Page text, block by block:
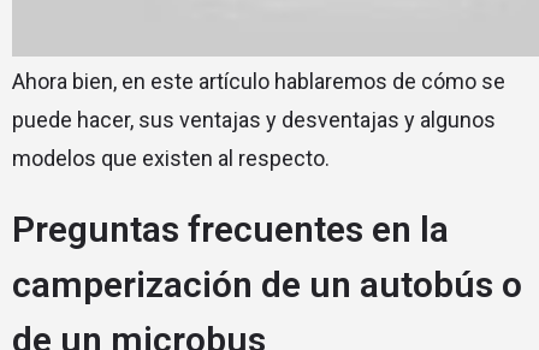
Ahora bien, en este artículo hablaremos de cómo se
puede hacer, sus ventajas y desventajas y algunos
modelos que existen al respecto.
Preguntas frecuentes en la
camperización de un autobús o
de un microbus